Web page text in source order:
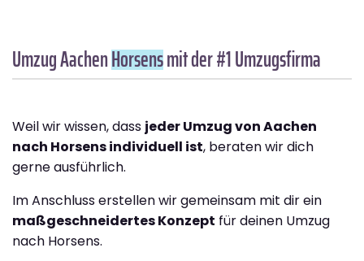
Umzug AachenHorsensmit der #1 Umzugsfirma
Weil wir wissen, dass jeder Umzug von Aachen
nach Horsens individuell ist, beraten wir dich
gerne ausführlich.
Im Anschluss erstellen wir gemeinsam mit dir ein
maßgeschneidertes Konzept für deinen Umzug
nach Horsens.